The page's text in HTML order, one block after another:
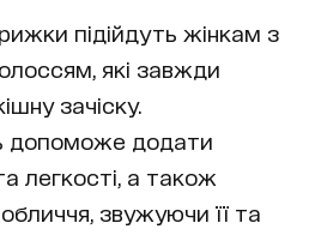
підійдуть жінкам з
які завжди
зачіску.
допоможе додати
легкості, а також
звужуючи її та